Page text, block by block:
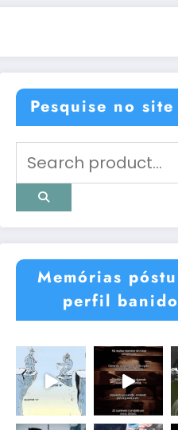
Pesquise no site
Memórias
perfil